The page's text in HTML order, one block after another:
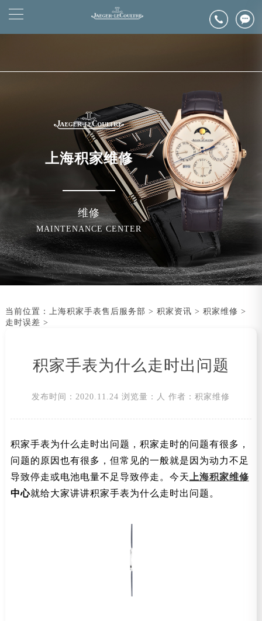
官网公告>
▲
▼
2026年6月浪琴售后服务中心最新网点地址：
上海市徐汇区虹桥路3号港汇中心写字楼2座37层3705室（需提前预约）
上海积家维修
维修
MAINTENANCE CENTER
当前位置： 上海积家手表售后服务部 > 积家资讯 > 积家维修 >
走时误差 >
积家手表为什么走时出问题
发布时间：2020.11.24 浏览量： 人 作者：积家维修
积家手表为什么走时出问题，积家走时的问题有很多，
问题的原因也有很多，但常见的一般就是因为动力不足
导致停走或电池电量不足导致停走。今天 上海积家维修
中心就给大家讲讲积家手表为什么走时出问题。